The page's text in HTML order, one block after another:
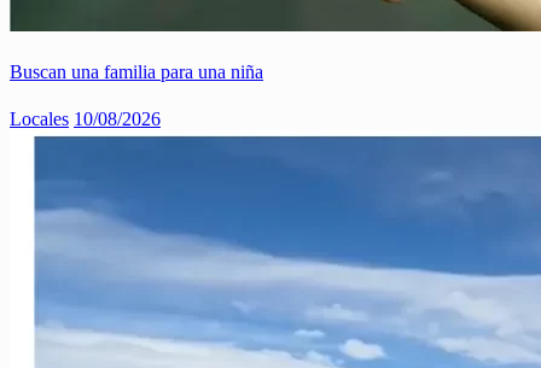
Buscan una familia para una niña
Locales 10/08/2026